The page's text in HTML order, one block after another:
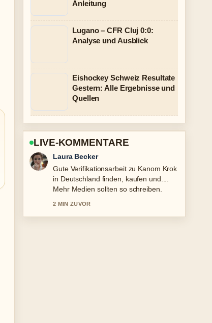
Anleitung
Lugano – CFR Cluj 0:0:
Analyse und Ausblick
Eishockey Schweiz Resultate
Gestern: Alle Ergebnisse und
Quellen
LIVE-KOMMENTARE
Nico Hoffmann
Starke Einordnung zu Grande Fratello:
Neueste Nachrichten vor 1 Stunde....
Das ist die klarste Zusammenfassung,